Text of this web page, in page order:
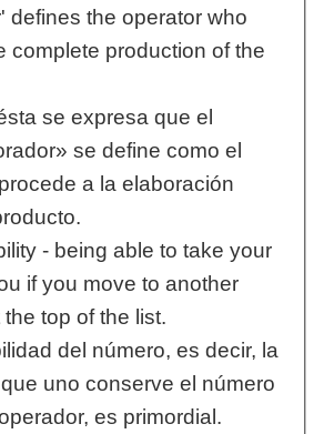
defines the operator who
complete production of the
se expresa que el
se define como el
a la elaboración
- being able to take your
if you move to another
top of the list.
del número, es decir, la
uno conserve el número
es primordial.